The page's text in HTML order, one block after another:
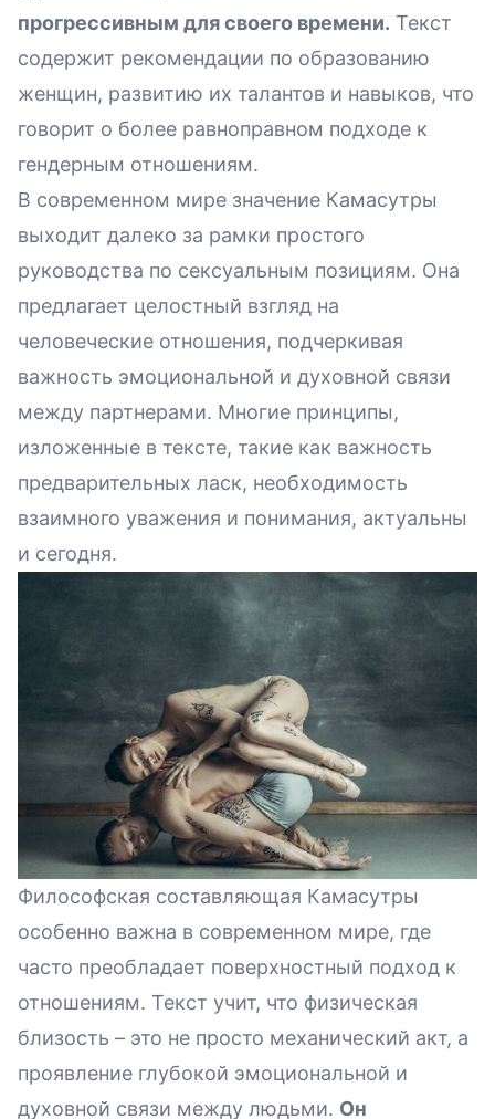
прогрессивным для своего времени. Текст
содержит рекомендации по образованию
женщин, развитию их талантов и навыков, что
говорит о более равноправном подходе к
гендерным отношениям.
В современном мире значение Камасутры
выходит далеко за рамки простого
руководства по сексуальным позициям. Она
предлагает целостный взгляд на
человеческие отношения, подчеркивая
важность эмоциональной и духовной связи
между партнерами. Многие принципы,
изложенные в тексте, такие как важность
предварительных ласк, необходимость
взаимного уважения и понимания, актуальны
и сегодня.
Философская составляющая Камасутры
особенно важна в современном мире, где
часто преобладает поверхностный подход к
отношениям. Текст учит, что физическая
близость – это не просто механический акт, а
проявление глубокой эмоциональной и
духовной связи между людьми. Он